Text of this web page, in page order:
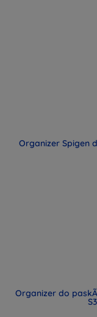
Organizer Spigen
Organizer do